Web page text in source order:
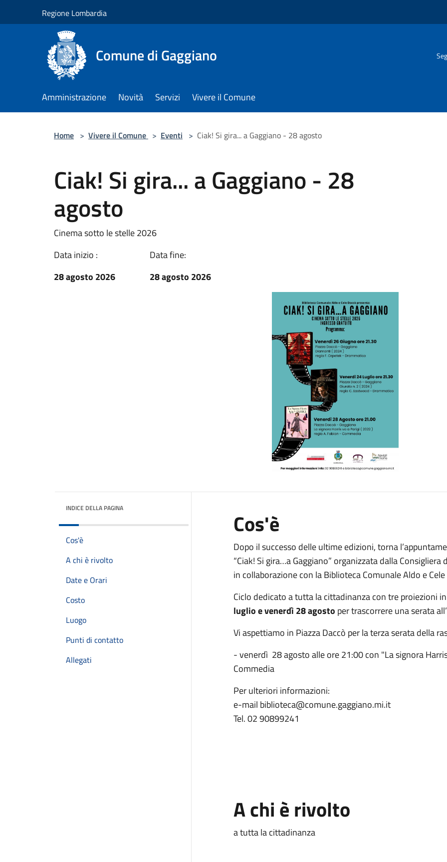
Regione Lombardia
Comune di Gaggiano
Amministrazione Novità Servizi Vivere il Comune
Home > Vivere il Comune > Eventi > Ciak! Si gira... a Gaggiano - 28 agosto
Ciak! Si gira... a Gaggiano - 28
agosto
Cinema sotto le stelle 2026
Data inizio :
28 agosto 2026
Data fine:
28 agosto 2026
INDICE DELLA PAGINA
Cos'è
A chi è rivolto
Date e Orari
Costo
Luogo
Punti di contatto
Allegati
Cos'è
Dopo il successo delle ultime edizioni, torna
“Ciak! Si gira…a Gaggiano” organizzata dalla
in collaborazione con la Biblioteca Comunale Aldo e
Ciclo dedicato a tutta la cittadinanza con tre proiezioni
luglio e venerdì 28 agosto per trascorrere una serata
Vi aspettiamo in Piazza Daccò per la terza serata della
- venerdì 28 agosto alle ore 21:00 con "La signora
Commedia
Per ulteriori informazioni:
e-mail biblioteca@comune.gaggiano.mi.it
Tel. 02 90899241
A chi è rivolto
a tutta la cittadinanza